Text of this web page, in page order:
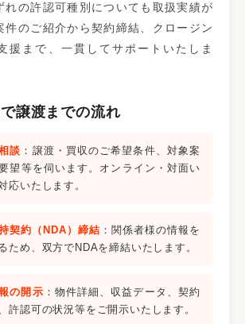
れの許認可種別についても取扱実績が
件のご紹介から契約締結、クロージン
援まで、一貫してサポートいたしま
譲渡までの流れ
談 ：譲渡・買収のご希望条件、対象案
望等を伺います。オンライン・対面い
応いたします。
契約（NDA）締結 ：関係者様の情報を
ため、双方でNDAを締結いたします。
の開示 ：物件詳細、収益データ、契約
許認可の状況等をご開示いたします。